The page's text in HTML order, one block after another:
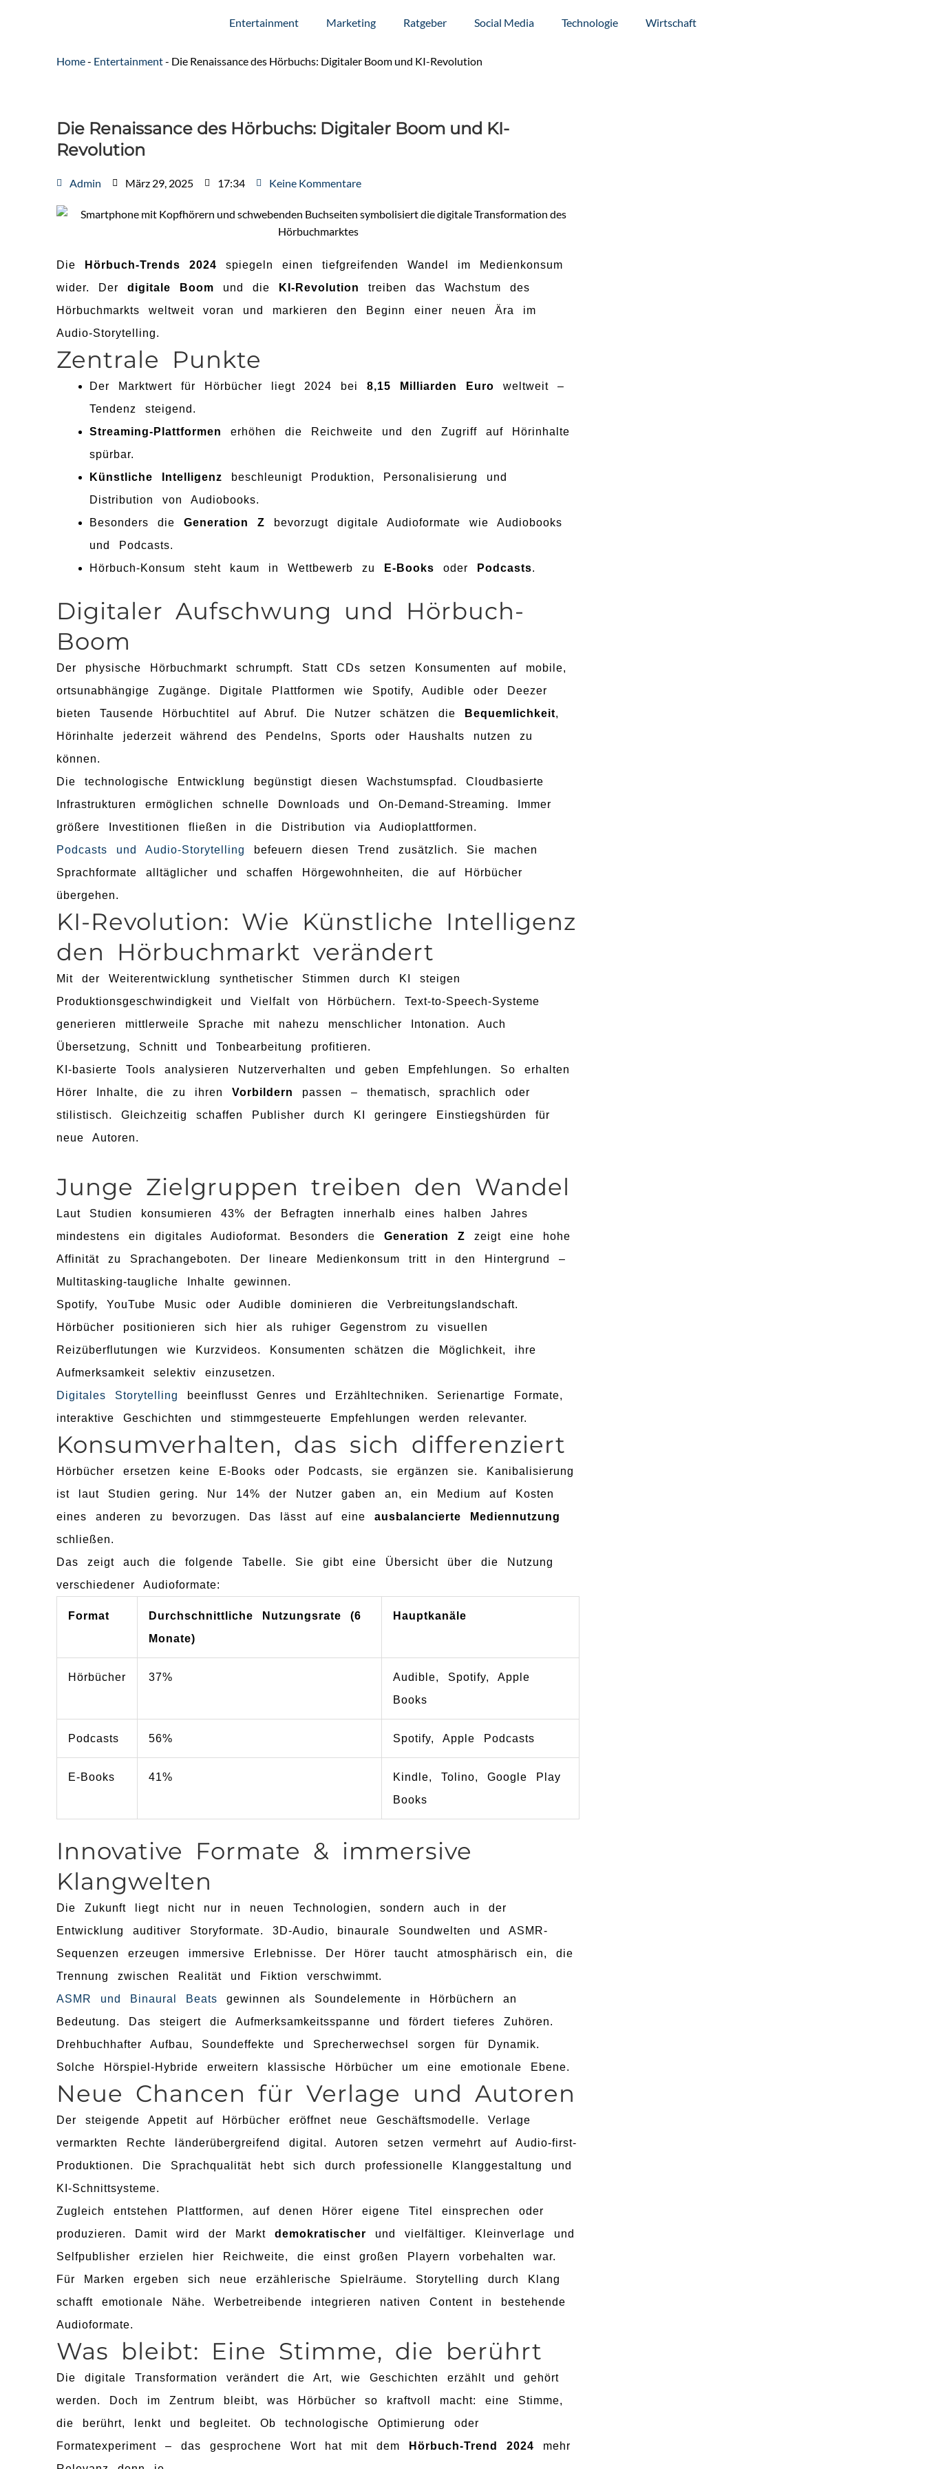
Entertainment Marketing Ratgeber Social Media Technologie Wirtschaft
Home- Entertainment- Die Renaissance des Hörbuchs: Digitaler Boom und KI-Revolution
Die Renaissance des Hörbuchs: Digitaler Boom und KI-
Revolution
Admin März 29, 2025 17:34 Keine Kommentare
Die Hörbuch-Trends 2024 spiegeln einen tiefgreifenden Wandel im Medienkonsum
wider. Der digitale Boom und die KI-Revolution
treiben das Wachstum des
Hörbuchmarkts weltweit voran und markieren den Beginn einer neuen Ära im
Audio-Storytelling.
Zentrale Punkte
Der Marktwert für Hörbücher liegt 2024 bei 8,15 Milliarden Euro weltweit –
Tendenz steigend.
Streaming-Plattformen
erhöhen die Reichweite und den Zugriff auf Hörinhalte
spürbar.
Künstliche Intelligenz beschleunigt Produktion, Personalisierung und
Distribution von Audiobooks.
Besonders die Generation Z bevorzugt digitale Audioformate wie Audiobooks
und Podcasts.
Hörbuch-Konsum steht kaum in Wettbewerb zu
E-Books oder Podcasts.
Digitaler Aufschwung und Hörbuch-
Boom
Der physische Hörbuchmarkt schrumpft. Statt CDs setzen Konsumenten auf mobile,
ortsunabhängige Zugänge. Digitale Plattformen wie Spotify, Audible oder Deezer
bieten Tausende Hörbuchtitel auf Abruf. Die Nutzer schätzen die
Bequemlichkeit,
Hörinhalte jederzeit während des Pendelns, Sports oder Haushalts nutzen zu
können.
Die technologische Entwicklung begünstigt diesen Wachstumspfad. Cloudbasierte
Infrastrukturen ermöglichen schnelle Downloads und On-Demand-Streaming. Immer
größere Investitionen fließen in die Distribution via Audioplattformen.
Podcasts und Audio-Storytelling
befeuern diesen Trend zusätzlich. Sie machen
Sprachformate alltäglicher und schaffen Hörgewohnheiten, die auf Hörbücher
übergehen.
KI-Revolution: Wie Künstliche Intelligenz
den Hörbuchmarkt verändert
Mit der Weiterentwicklung synthetischer Stimmen durch KI steigen
Produktionsgeschwindigkeit und Vielfalt von Hörbüchern. Text-to-Speech-Systeme
generieren mittlerweile Sprache mit nahezu menschlicher Intonation. Auch
Übersetzung, Schnitt und Tonbearbeitung profitieren.
KI-basierte Tools analysieren Nutzerverhalten und geben Empfehlungen. So erhalten
Hörer Inhalte, die zu ihren Vorbildern
passen – thematisch, sprachlich oder
stilistisch. Gleichzeitig schaffen Publisher durch KI geringere Einstiegshürden für
neue Autoren.
Junge Zielgruppen treiben den Wandel
Laut Studien konsumieren 43% der Befragten innerhalb eines halben Jahres
mindestens ein digitales Audioformat. Besonders die Generation Z zeigt eine hohe
Affinität zu Sprachangeboten. Der lineare Medienkonsum tritt in den Hintergrund –
Multitasking-taugliche Inhalte gewinnen.
Spotify, YouTube Music oder Audible dominieren die Verbreitungslandschaft.
Hörbücher positionieren sich hier als ruhiger Gegenstrom zu visuellen
Reizüberflutungen wie Kurzvideos. Konsumenten schätzen die Möglichkeit, ihre
Aufmerksamkeit selektiv einzusetzen.
Digitales Storytelling
beeinflusst Genres und Erzähltechniken. Serienartige Formate,
interaktive Geschichten und stimmgesteuerte Empfehlungen werden relevanter.
Konsumverhalten, das sich differenziert
Hörbücher ersetzen keine E-Books oder Podcasts, sie ergänzen sie. Kanibalisierung
ist laut Studien gering. Nur 14% der Nutzer gaben an, ein Medium auf Kosten
eines anderen zu bevorzugen. Das lässt auf eine ausbalancierte Mediennutzung
schließen.
Das zeigt auch die folgende Tabelle. Sie gibt eine Übersicht über die Nutzung
verschiedener Audioformate:
Format
Durchschnittliche Nutzungsrate (6
Monate)
Hauptkanäle
Hörbücher 37%
Audible, Spotify, Apple
Books
Podcasts 56% Spotify, Apple Podcasts
E-Books 41%
Kindle, Tolino, Google Play
Books
Innovative Formate & immersive
Klangwelten
Die Zukunft liegt nicht nur in neuen Technologien, sondern auch in der
Entwicklung auditiver Storyformate. 3D-Audio, binaurale Soundwelten und ASMR-
Sequenzen erzeugen immersive Erlebnisse. Der Hörer taucht atmosphärisch ein, die
Trennung zwischen Realität und Fiktion verschwimmt.
ASMR und Binaural Beats gewinnen als Soundelemente in Hörbüchern an
Bedeutung. Das steigert die Aufmerksamkeitsspanne und fördert tieferes Zuhören.
Drehbuchhafter Aufbau, Soundeffekte und Sprecherwechsel sorgen für Dynamik.
Solche Hörspiel-Hybride erweitern klassische Hörbücher um eine emotionale Ebene.
Neue Chancen für Verlage und Autoren
Der steigende Appetit auf Hörbücher eröffnet neue Geschäftsmodelle. Verlage
vermarkten Rechte länderübergreifend digital. Autoren setzen vermehrt auf Audio-first-
Produktionen. Die Sprachqualität hebt sich durch professionelle Klanggestaltung und
KI-Schnittsysteme.
Zugleich entstehen Plattformen, auf denen Hörer eigene Titel einsprechen oder
produzieren. Damit wird der Markt demokratischer und vielfältiger. Kleinverlage und
Selfpublisher erzielen hier Reichweite, die einst großen Playern vorbehalten war.
Für Marken ergeben sich neue erzählerische Spielräume. Storytelling durch Klang
schafft emotionale Nähe. Werbetreibende integrieren nativen Content in bestehende
Audioformate.
Was bleibt: Eine Stimme, die berührt
Die digitale Transformation verändert die Art, wie Geschichten erzählt und gehört
werden. Doch im Zentrum bleibt, was Hörbücher so kraftvoll macht: eine Stimme,
die berührt, lenkt und begleitet. Ob technologische Optimierung oder
Formatexperiment – das gesprochene Wort hat mit dem
Hörbuch-Trend 2024 mehr